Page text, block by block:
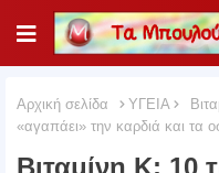
Αρχική σελίδα ΥΓΕΙΑ
«αγαπάει» την καρδιά και τα
Βιταμίνη K: 10